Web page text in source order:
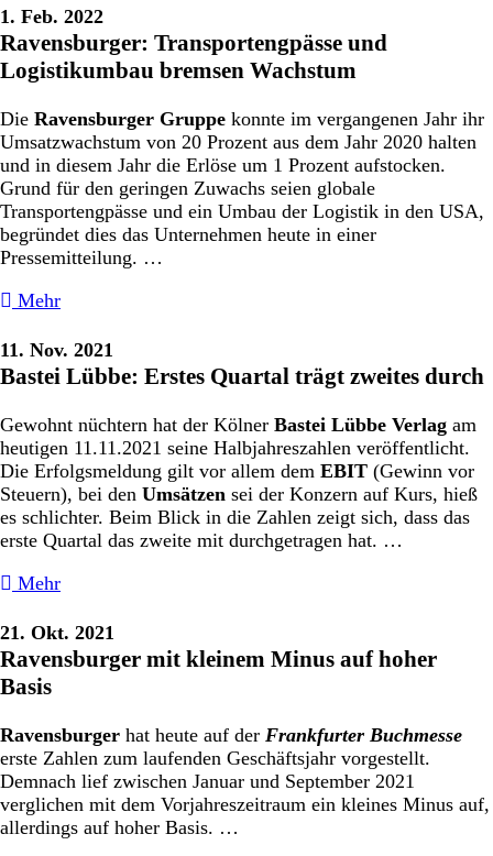
1. Feb. 2022
Ravensburger: Transportengpässe und
Logistikumbau bremsen Wachstum
Die Ravensburger Gruppe konnte im vergangenen Jahr ihr
Umsatzwachstum von 20 Prozent aus dem Jahr 2020 halten
und in diesem Jahr die Erlöse um 1 Prozent aufstocken.
Grund für den geringen Zuwachs seien globale
Transportengpässe und ein Umbau der Logistik in den USA,
begründet dies das Unternehmen heute in einer
Pressemitteilung. …
Mehr
11. Nov. 2021
Bastei Lübbe: Erstes Quartal trägt zweites durch
Gewohnt nüchtern hat der Kölner Bastei Lübbe Verlag am
heutigen 11.11.2021 seine Halbjahreszahlen veröffentlicht.
Die Erfolgsmeldung gilt vor allem dem EBIT (Gewinn vor
Steuern), bei den Umsätzen sei der Konzern auf Kurs, hieß
es schlichter. Beim Blick in die Zahlen zeigt sich, dass das
erste Quartal das zweite mit durchgetragen hat. …
Mehr
21. Okt. 2021
Ravensburger mit kleinem Minus auf hoher
Basis
Ravensburger hat heute auf der Frankfurter Buchmesse
erste Zahlen zum laufenden Geschäftsjahr vorgestellt.
Demnach lief zwischen Januar und September 2021
verglichen mit dem Vorjahreszeitraum ein kleines Minus auf,
allerdings auf hoher Basis. …